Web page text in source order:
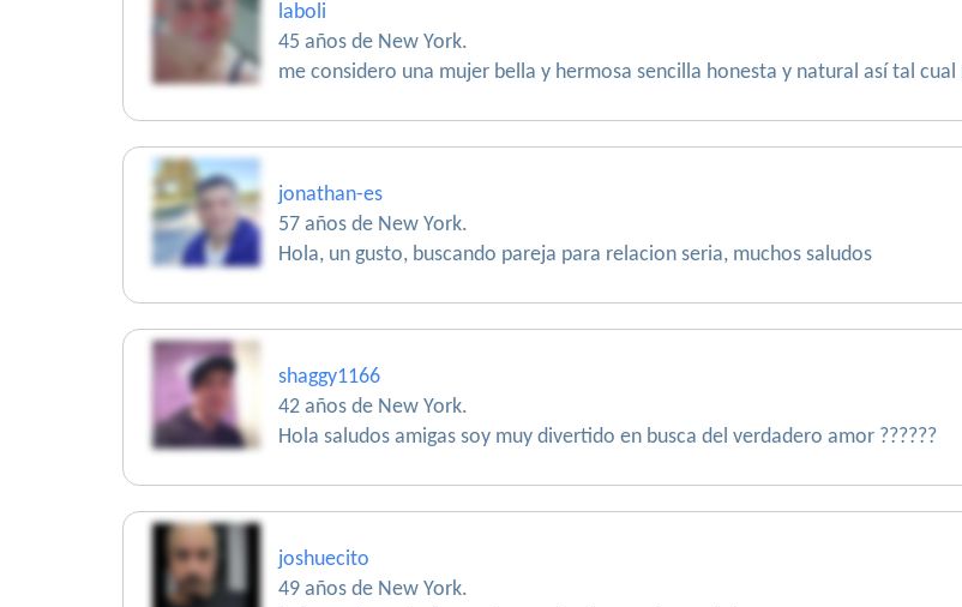
laboli
45 años de New York.
me considero una mujer bella y hermosa sencilla honesta y natural así tal
jonathan-es
57 años de New York.
Hola, un gusto, buscando pareja para relacion seria, muchos saludos
shaggy1166
42 años de New York.
Hola saludos amigas soy muy divertido en busca del verdadero amor ??????
joshuecito
49 años de New York.